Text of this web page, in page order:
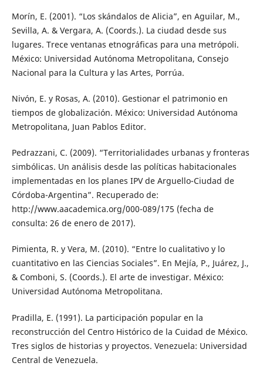
Morín, E. (2001). “Los skándalos de Alicia”, en Aguilar, M.,
Sevilla, A. & Vergara, A. (Coords.). La ciudad desde sus
lugares. Trece ventanas etnográficas para una metrópoli.
México: Universidad Autónoma Metropolitana, Consejo
Nacional para la Cultura y las Artes, Porrúa.
Nivón, E. y Rosas, A. (2010). Gestionar el patrimonio en
tiempos de globalización. México: Universidad Autónoma
Metropolitana, Juan Pablos Editor.
Pedrazzani, C. (2009). “Territorialidades urbanas y fronteras
simbólicas. Un análisis desde las políticas habitacionales
implementadas en los planes IPV de Arguello-Ciudad de
Córdoba-Argentina”. Recuperado de:
http://www.aacademica.org/000-089/175 (fecha de
consulta: 26 de enero de 2017).
Pimienta, R. y Vera, M. (2010). “Entre lo cualitativo y lo
cuantitativo en las Ciencias Sociales”. En Mejía, P., Juárez, J.,
& Comboni, S. (Coords.). El arte de investigar. México:
Universidad Autónoma Metropolitana.
Pradilla, E. (1991). La participación popular en la
reconstrucción del Centro Histórico de la Cuidad de México.
Tres siglos de historias y proyectos. Venezuela: Universidad
Central de Venezuela.